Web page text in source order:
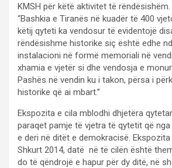
KMSH për këtë aktivitet të
“Bashkia e Tiranës në kuadër të 400
këtij qyteti ka vendosur të evidentojë
rëndësishme historike siç është edhe
instalacioni në formë memoriali në
xhamia e vjetër si dhe vendosja e
Pashës në vendin ku i takon, përsa i
historike që ai mbart.”
Ekspozita e cila mblodhi dhjetëra
paraqet pamje të vjetra të qytetit që
e deri në ditët e demokracisë.
Shkurt 2014, datë në të cilën është
do të qëndrojë e hapur për dy ditë, në